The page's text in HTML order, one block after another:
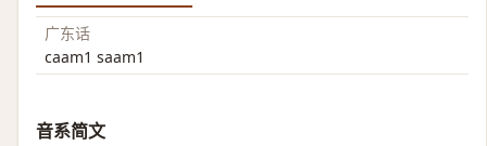
广东话
caam1 saam1
音系简文